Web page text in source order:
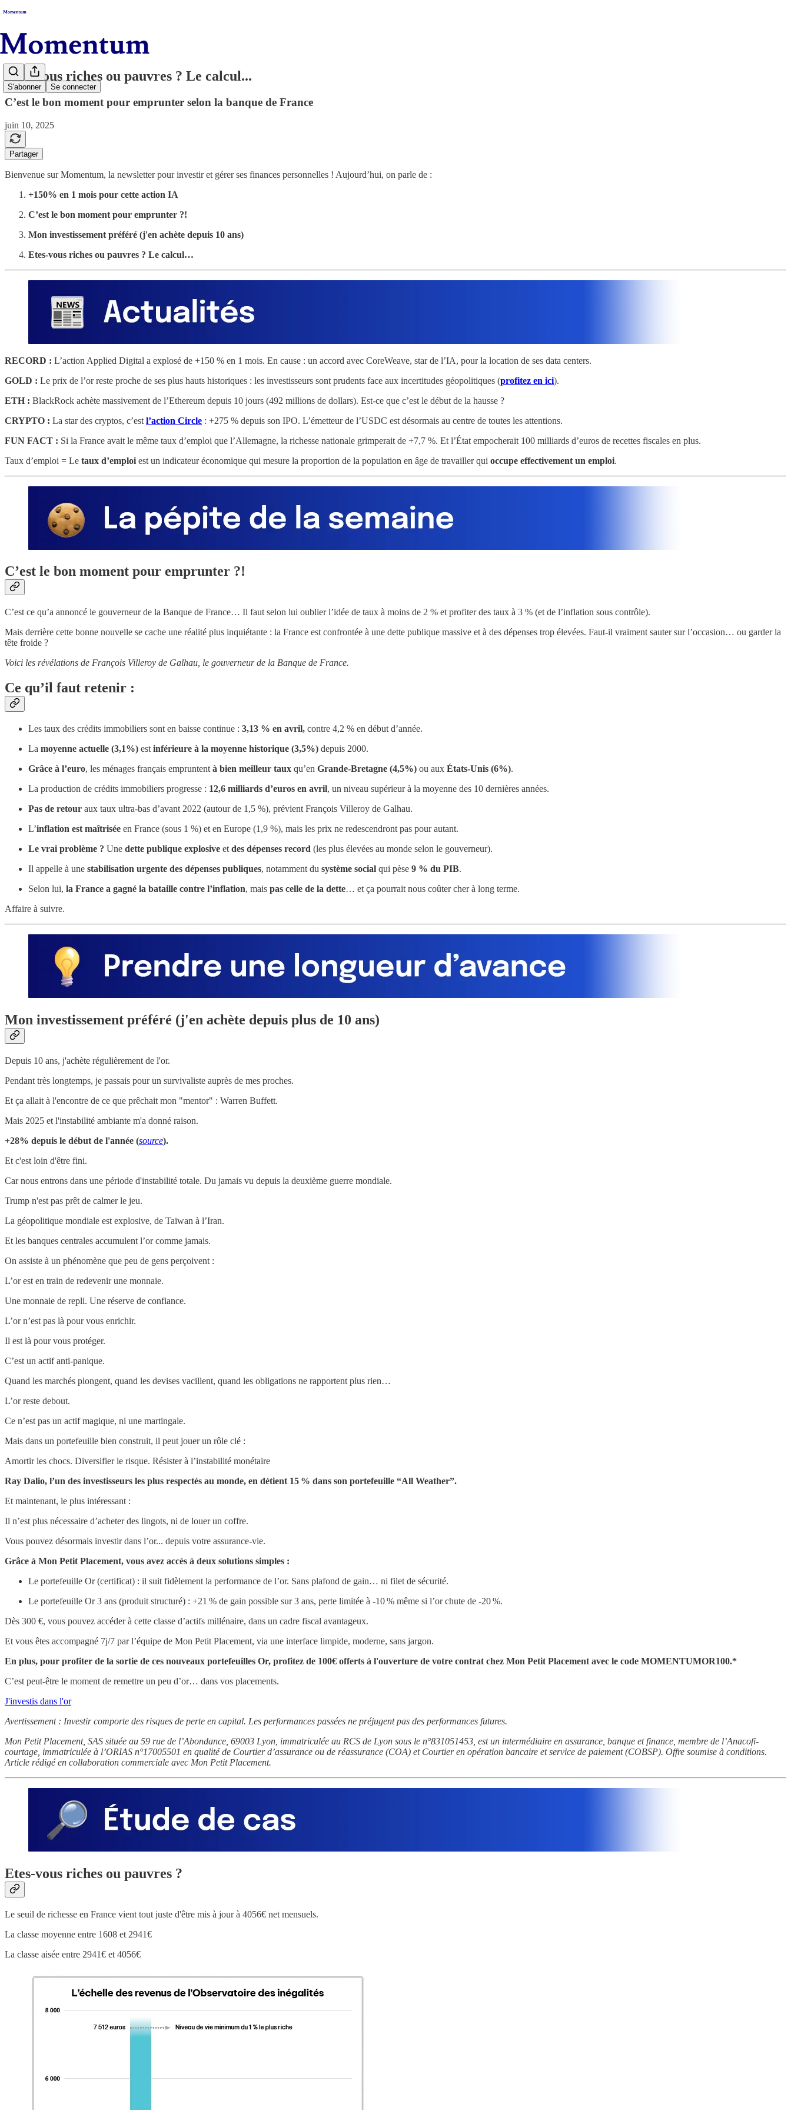
S'abonner Se connecter
Etes-vous riches ou pauvres ? Le calcul...
C’est le bon moment pour emprunter selon la banque de France
juin 10, 2025
Partager
Bienvenue sur Momentum, la newsletter pour investir et gérer ses finances personnelles ! Aujourd’hui, on parle de :
+150% en 1 mois pour cette action IA
C’est le bon moment pour emprunter ?!
Mon investissement préféré (j'en achète depuis 10 ans)
Etes-vous riches ou pauvres ? Le calcul…
RECORD : L’action Applied Digital a explosé de +150 % en 1 mois. En cause : un accord avec CoreWeave, star de l’IA, pour la location de ses data centers.
GOLD : Le prix de l’or reste proche de ses plus hauts historiques : les investisseurs sont prudents face aux incertitudes géopolitiques (profitez en ici).
ETH : BlackRock achète massivement de l’Ethereum depuis 10 jours (492 millions de dollars). Est-ce que c’est le début de la hausse ?
CRYPTO : La star des cryptos, c’est l’action Circle : +275 % depuis son IPO. L’émetteur de l’USDC est désormais au centre de toutes les attentions.
FUN FACT : Si la France avait le même taux d’emploi que l’Allemagne, la richesse nationale grimperait de +7,7 %. Et l’État empocherait 100 milliards d’euros de recettes fiscales en plus.
Taux d’emploi = Le taux d’emploi est un indicateur économique qui mesure la proportion de la population en âge de travailler qui occupe effectivement un emploi.
C’est le bon moment pour emprunter ?!
C’est ce qu’a annoncé le gouverneur de la Banque de France… Il faut selon lui oublier l’idée de taux à moins de 2 % et profiter des taux à 3 % (et de l’inflation sous contrôle).
Mais derrière cette bonne nouvelle se cache une réalité plus inquiétante : la France est confrontée à une dette publique massive et à des dépenses trop élevées. Faut-il vraiment sauter sur l’occasion… ou garder la
tête froide ?
Voici les révélations de François Villeroy de Galhau, le gouverneur de la Banque de France.
Ce qu’il faut retenir :
Les taux des crédits immobiliers sont en baisse continue : 3,13 % en avril, contre 4,2 % en début d’année.
La moyenne actuelle (3,1%) est inférieure à la moyenne historique (3,5%) depuis 2000.
Grâce à l’euro, les ménages français empruntent à bien meilleur taux qu’en Grande-Bretagne (4,5%) ou aux États-Unis (6%).
La production de crédits immobiliers progresse : 12,6 milliards d’euros en avril, un niveau supérieur à la moyenne des 10 dernières années.
Pas de retour aux taux ultra-bas d’avant 2022 (autour de 1,5 %), prévient François Villeroy de Galhau.
L’inflation est maîtrisée en France (sous 1 %) et en Europe (1,9 %), mais les prix ne redescendront pas pour autant.
Le vrai problème ? Une dette publique explosive et des dépenses record (les plus élevées au monde selon le gouverneur).
Il appelle à une stabilisation urgente des dépenses publiques, notamment du système social qui pèse 9 % du PIB.
Selon lui, la France a gagné la bataille contre l’inflation, mais pas celle de la dette… et ça pourrait nous coûter cher à long terme.
Affaire à suivre.
Mon investissement préféré (j'en achète depuis plus de 10 ans)
Depuis 10 ans, j'achète régulièrement de l'or.
Pendant très longtemps, je passais pour un survivaliste auprès de mes proches.
Et ça allait à l'encontre de ce que prêchait mon "mentor" : Warren Buffett.
Mais 2025 et l'instabilité ambiante m'a donné raison.
+28% depuis le début de l'année (source).
Et c'est loin d'être fini.
Car nous entrons dans une période d'instabilité totale. Du jamais vu depuis la deuxième guerre mondiale.
Trump n'est pas prêt de calmer le jeu.
La géopolitique mondiale est explosive, de Taïwan à l’Iran.
Et les banques centrales accumulent l’or comme jamais.
On assiste à un phénomène que peu de gens perçoivent :
L’or est en train de redevenir une monnaie.
Une monnaie de repli. Une réserve de confiance.
L’or n’est pas là pour vous enrichir.
Il est là pour vous protéger.
C’est un actif anti-panique.
Quand les marchés plongent, quand les devises vacillent, quand les obligations ne rapportent plus rien…
L’or reste debout.
Ce n’est pas un actif magique, ni une martingale.
Mais dans un portefeuille bien construit, il peut jouer un rôle clé :
Amortir les chocs. Diversifier le risque. Résister à l’instabilité monétaire
Ray Dalio, l’un des investisseurs les plus respectés au monde, en détient 15 % dans son portefeuille “All Weather”.
Et maintenant, le plus intéressant :
Il n’est plus nécessaire d’acheter des lingots, ni de louer un coffre.
Vous pouvez désormais investir dans l’or... depuis votre assurance-vie.
Grâce à Mon Petit Placement, vous avez accès à deux solutions simples :
Le portefeuille Or (certificat) : il suit fidèlement la performance de l’or. Sans plafond de gain… ni filet de sécurité.
Le portefeuille Or 3 ans (produit structuré) : +21 % de gain possible sur 3 ans, perte limitée à -10 % même si l’or chute de -20 %.
Dès 300 €, vous pouvez accéder à cette classe d’actifs millénaire, dans un cadre fiscal avantageux.
Et vous êtes accompagné 7j/7 par l’équipe de Mon Petit Placement, via une interface limpide, moderne, sans jargon.
En plus, pour profiter de la sortie de ces nouveaux portefeuilles Or, profitez de 100€ offerts à l'ouverture de votre contrat chez Mon Petit Placement avec le code MOMENTUMOR100.*
C’est peut-être le moment de remettre un peu d’or… dans vos placements.
J'investis dans l'or
Avertissement : Investir comporte des risques de perte en capital. Les performances passées ne préjugent pas des performances futures.
Mon Petit Placement, SAS située au 59 rue de l’Abondance, 69003 Lyon, immatriculée au RCS de Lyon sous le n°831051453, est un intermédiaire en assurance, banque et finance, membre de l’Anacofi-
courtage, immatriculée à l’ORIAS n°17005501 en qualité de Courtier d’assurance ou de réassurance (COA) et Courtier en opération bancaire et service de paiement (COBSP). Offre soumise à conditions.
Article rédigé en collaboration commerciale avec Mon Petit Placement.
Etes-vous riches ou pauvres ?
Le seuil de richesse en France vient tout juste d'être mis à jour à 4056€ net mensuels.
La classe moyenne entre 1608 et 2941€
La classe aisée entre 2941€ et 4056€